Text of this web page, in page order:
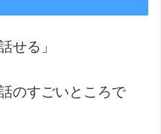
せる」
のすごいところで